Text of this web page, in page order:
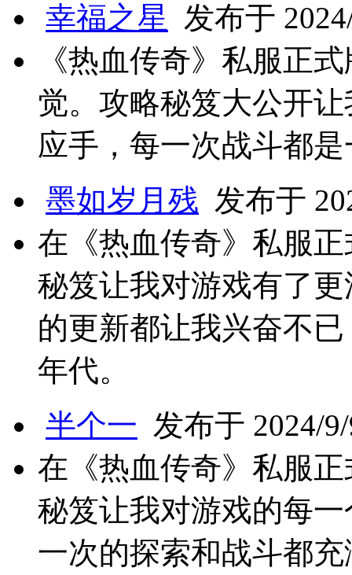
幸福之星 发布于
《热血传奇》私服正
觉。攻略秘笈大公开
应手，每一次战斗都
墨如岁月残 发布于
在《热血传奇》私服
秘笈让我对游戏有了
的更新都让我兴奋不
年代。
半个一 发布于 2024/
在《热血传奇》私服
秘笈让我对游戏的每
一次的探索和战斗都